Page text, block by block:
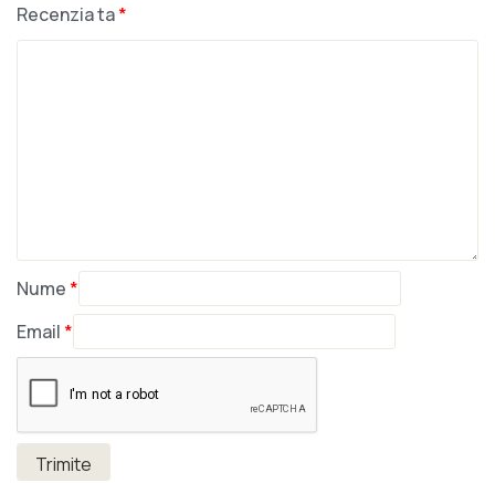
Recenzia ta*
Nume *
Email *